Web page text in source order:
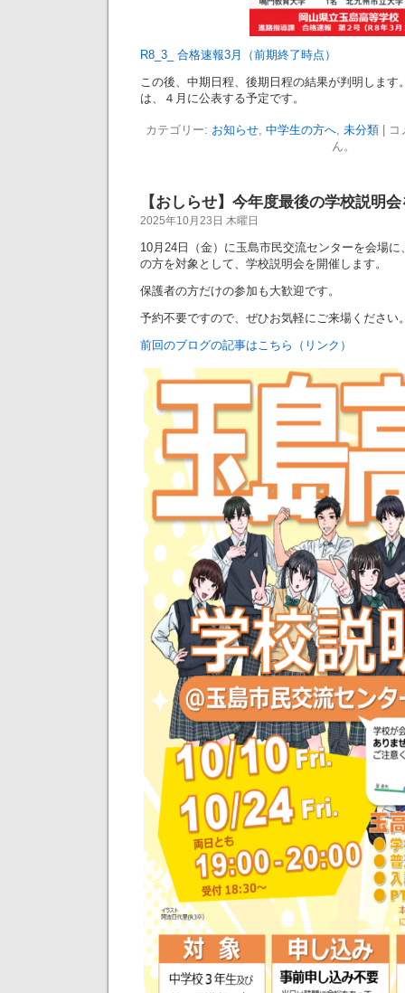
R8_3_ 合格速報3月（前期終了時点）
この後、中期日程、後期日程の結果が判明します
は、４月に公表する予定です。
カテゴリー: お知らせ, 中学生の方へ, 未分類
コ
ん。
【おしらせ】今年度最後の学校説明
2025年10月23日 木曜日
10月24日（金）に玉島市民交流センターを会場
の方を対象として、学校説明会を開催します。
保護者の方だけの参加も大歓迎です。
予約不要ですので、ぜひお気軽にご来場ください
前回のブログの記事はこちら（リンク）